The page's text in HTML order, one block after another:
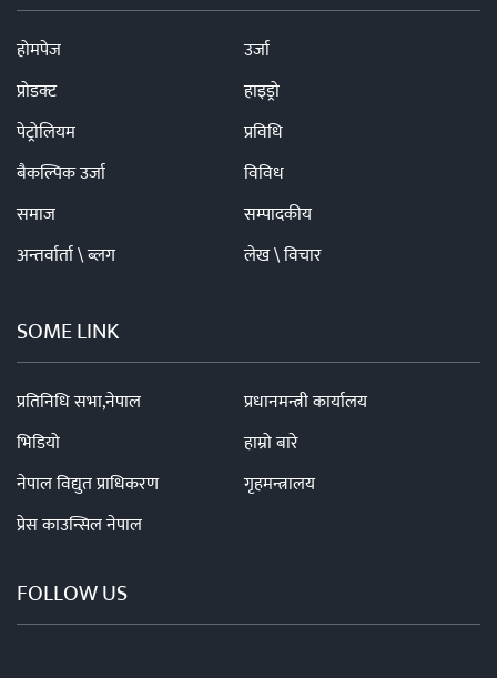
होमपेज
उर्जा
प्रोडक्ट
हाइड्रो
पेट्रोलियम
प्रविधि
बैकल्पिक उर्जा
विविध
समाज
सम्पादकीय
अन्तर्वार्ता \ ब्लग
लेख \ विचार
SOME LINK
प्रतिनिधि सभा,नेपाल
प्रधानमन्त्री कार्यालय
भिडियो
हाम्रो बारे
नेपाल विद्युत प्राधिकरण
गृहमन्त्रालय
प्रेस काउन्सिल नेपाल
FOLLOW US